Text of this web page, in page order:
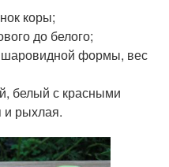
коры;
до белого;
формы, вес
белый с красными
и рыхлая.